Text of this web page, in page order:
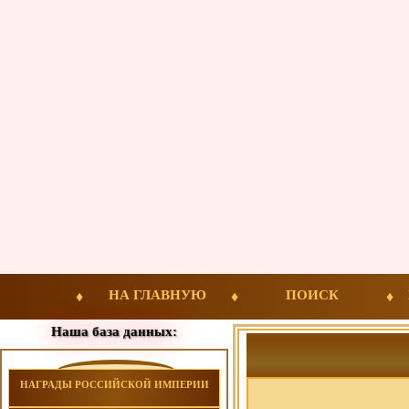
НА ГЛАВНУЮ ПОИСК
Наша база данных:
НАГРАДЫ РОССИЙСКОЙ ИМПЕРИИ